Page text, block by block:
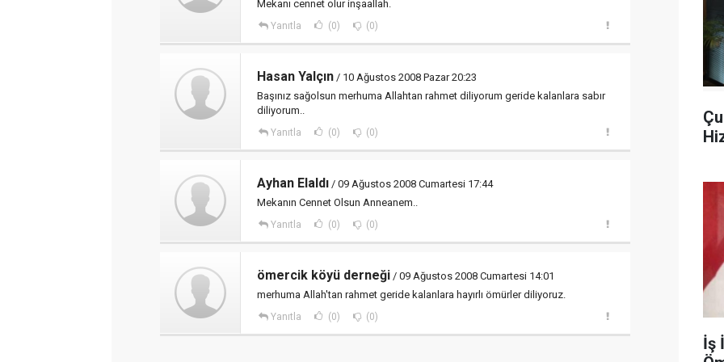
Mekanı cennet olur inşaallah.
Yanıtla (0) (0)
Hasan Yalçın / 10 Ağustos 2008 Pazar 20:23
Başınız sağolsun merhuma Allahtan rahmet diliyorum geride kalanlara sabır
diliyorum..
Yanıtla (0) (0)
Ayhan Elaldı / 09 Ağustos 2008 Cumartesi 17:44
Mekanın Cennet Olsun Anneanem..
Yanıtla (0) (0)
ömercik köyü derneği / 09 Ağustos 2008 Cumartesi 14:01
merhuma Allah'tan rahmet geride kalanlara hayırlı ömürler diliyoruz.
Yanıtla (0) (0)
İş